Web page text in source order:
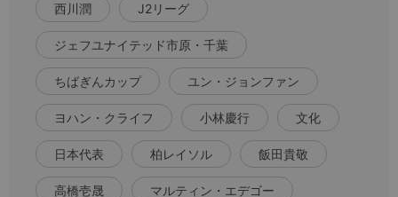
西川潤 J2リーグ
ジェフユナイテッド市原・千葉
ちばぎんカップ ユン・ジョンファン
ヨハン・クライフ 小林慶行 文化
日本代表 柏レイソル 飯田貴敬
高橋壱晟 マルティン・エデゴー